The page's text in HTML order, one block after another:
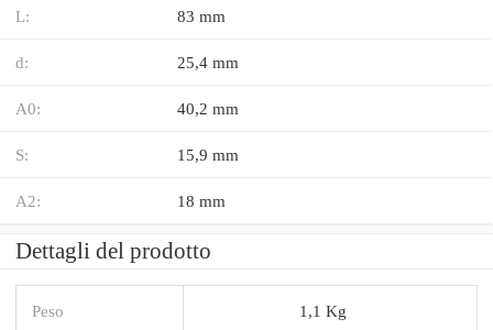
L: 83 mm
d: 25,4 mm
A0: 40,2 mm
S: 15,9 mm
A2: 18 mm
Dettagli del prodotto
Peso 1,1 Kg